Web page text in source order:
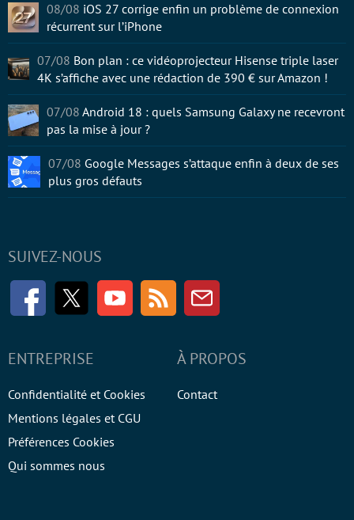
SUIVEZ-NOUS
FacebookTwitter Youtube RSS Newsletter
ENTREPRISE
Confidentialité et Cookies
Mentions légales et CGU
Préférences Cookies
Qui sommes nous
À PROPOS
Contact
08/08 iOS 27 corrige enfin un problème de connexion
récurrent sur l’iPhone
07/08 Bon plan : ce vidéoprojecteur Hisense triple laser
4K s’affiche avec une rédaction de 390 € sur Amazon !
07/08 Android 18 : quels Samsung Galaxy ne recevront
pas la mise à jour ?
07/08 Google Messages s’attaque enfin à deux de ses
plus gros défauts